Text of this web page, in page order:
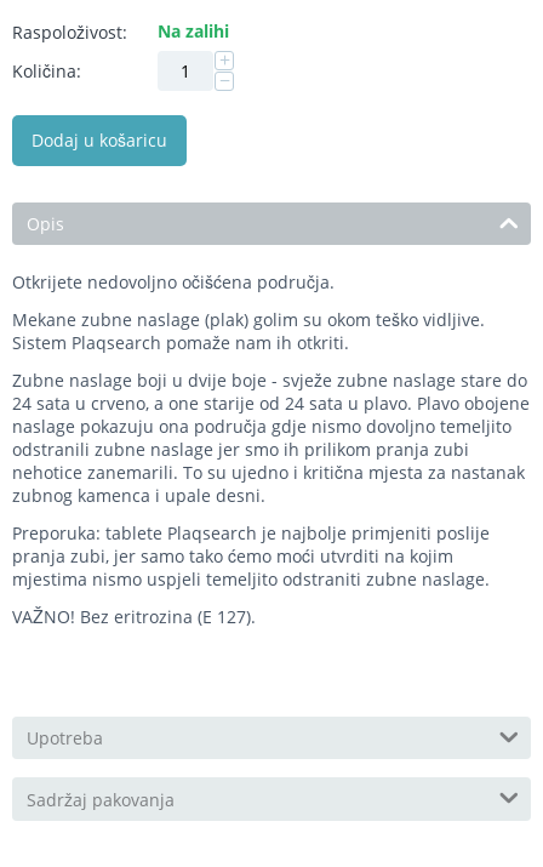
Raspoloživost:
Na zalihi
Količina:
+
−
Dodaj u košaricu
Opis
Otkrijete nedovoljno očišćena područja.
Mekane zubne naslage (plak) golim su okom teško vidljive.
Sistem Plaqsearch pomaže nam ih otkriti.
Zubne naslage boji u dvije boje - svježe zubne naslage stare do
24 sata u crveno, a one starije od 24 sata u plavo. Plavo obojene
naslage pokazuju ona područja gdje nismo dovoljno temeljito
odstranili zubne naslage jer smo ih prilikom pranja zubi
nehotice zanemarili. To su ujedno i kritična mjesta za nastanak
zubnog kamenca i upale desni.
Preporuka: tablete Plaqsearch je najbolje primjeniti poslije
pranja zubi, jer samo tako ćemo moći utvrditi na kojim
mjestima nismo uspjeli temeljito odstraniti zubne naslage.
VAŽNO! Bez eritrozina (E 127).
Upotreba
Sadržaj pakovanja